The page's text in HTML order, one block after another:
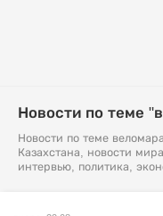
Новости по теме
Новости по теме
Казахстана, новости
интервью, политика,